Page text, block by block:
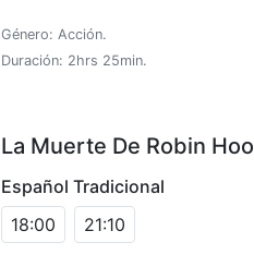
Género: Acción.
Duración: 2hrs 25min.
La Muerte De Robin
Español Tradicional
18:00
21:10